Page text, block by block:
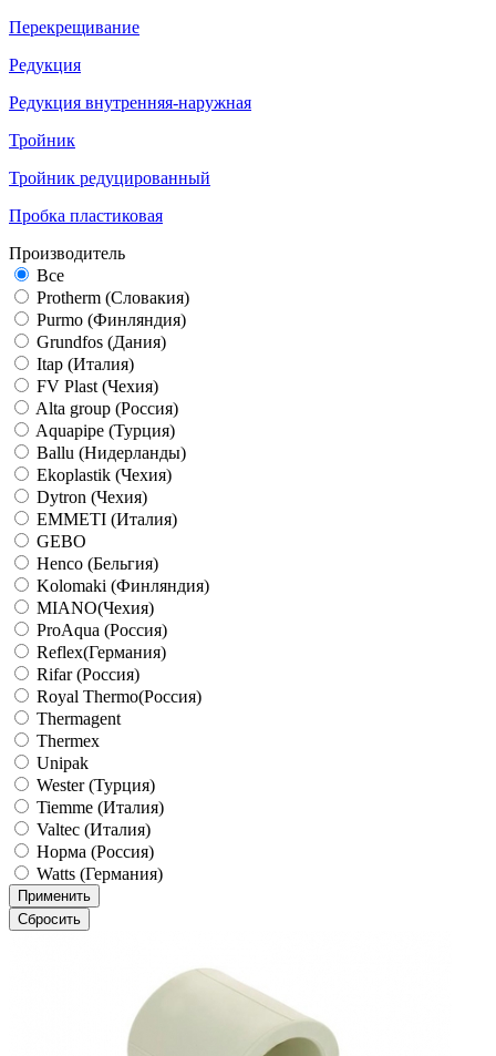
Перекрещивание
Редукция
Редукция внутренняя-наружная
Тройник
Тройник редуцированный
Пробка пластиковая
Производитель
Все
Protherm (Словакия)
Purmo (Финляндия)
Grundfos (Дания)
Itap (Италия)
FV Plast (Чехия)
Alta group (Россия)
Aquapipe (Турция)
Ballu (Нидерланды)
Ekoplastik (Чехия)
Dytron (Чехия)
EMMETI (Италия)
GEBO
Henco (Бельгия)
Kolomaki (Финляндия)
MIANO(Чехия)
ProAqua (Россия)
Reflex(Германия)
Rifar (Россия)
Royal Thermo(Россия)
Thermagent
Thermex
Unipak
Wester (Турция)
Tiemme (Италия)
Valtec (Италия)
Норма (Россия)
Watts (Германия)